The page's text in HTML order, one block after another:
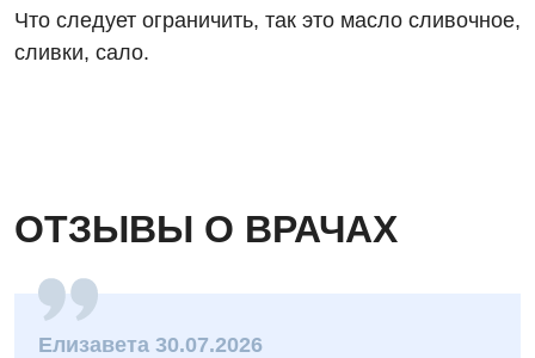
Отделение неотложных состояний
Проктология
Пульмонология
Сосудистая хирургия
Что следует ограничить, так это масло сливочное,
сливки, сало.
ОТЗЫВЫ О ВРАЧАХ
Елизавета 30.07.2026